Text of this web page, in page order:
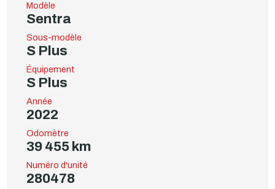
Modèle
Sentra
Sous-modèle
S Plus
Équipement
S Plus
Année
2022
Odomètre
39 455 km
Numéro d'unité
280478